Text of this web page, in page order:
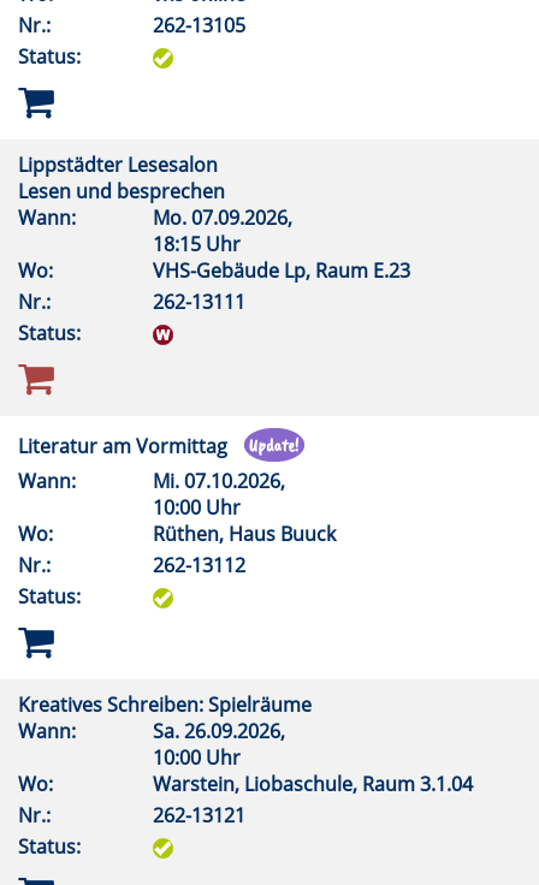
Nr.:
262-13105
Status:
Lippstädter Lesesalon
Lesen und besprechen
Wann:
Mo.07.09.2026,
18:15 Uhr
Wo:
VHS-Gebäude Lp, Raum E.23
Nr.:
262-13111
Status:
Literatur am Vormittag
Wann:
Mi.07.10.2026,
10:00 Uhr
Wo:
Rüthen, Haus Buuck
Nr.:
262-13112
Status:
Kreatives Schreiben: Spielräume
Wann:
Sa.26.09.2026,
10:00 Uhr
Wo:
Warstein, Liobaschule, Raum 3.1.04
Nr.:
262-13121
Status: